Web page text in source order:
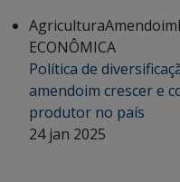
AgriculturaAmendoim
ECONÔMICA
Política de
amendoim crescer e
produtor no país
24 jan 2025